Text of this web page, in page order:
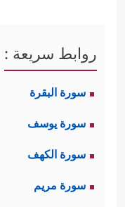
روابط سريعة :
سورة البقرة
سورة يوسف
سورة الكهف
سورة مريم